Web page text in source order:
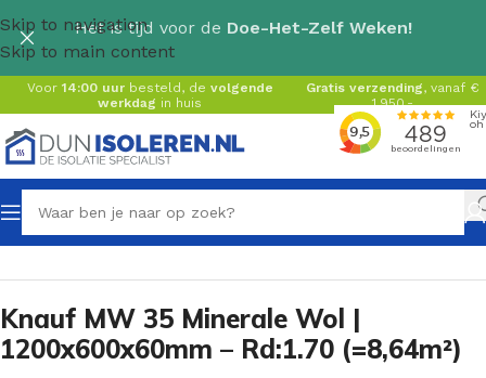
Skip to navigation
Skip to main content
Het is tijd voor de Doe-Het-Zelf Weken!
Voor 14:00 uurbesteld, de volgende
werkdag in huis
Gratis verzending, vanaf €
1.950,-
Home/Glaswol isolatie/Glaswolplaat
Knauf MW 35 Minerale Wol |
1200x600x60mm – Rd:1.70 (=8,64m²)